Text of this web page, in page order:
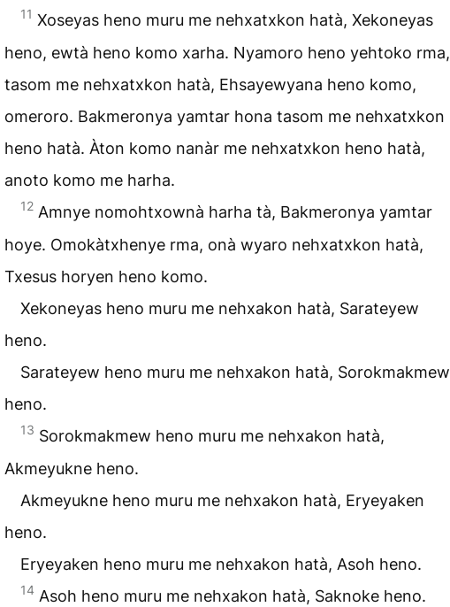
11 Xoseyas heno muru me nehxatxkon hatà, Xekoneyas
heno, ewtà heno komo xarha. Nyamoro heno yehtoko rma,
tasom me nehxatxkon hatà, Ehsayewyana heno komo,
omeroro. Bakmeronya yamtar hona tasom me nehxatxkon
heno hatà. Àton komo nanàr me nehxatxkon heno hatà,
anoto komo me harha.
12 Amnye nomohtxownà harha tà, Bakmeronya yamtar
hoye. Omokàtxhenye rma, onà wyaro nehxatxkon hatà,
Txesus horyen heno komo.
Xekoneyas heno muru me nehxakon hatà, Sarateyew
heno.
Sarateyew heno muru me nehxakon hatà, Sorokmakmew
heno.
13 Sorokmakmew heno muru me nehxakon hatà,
Akmeyukne heno.
Akmeyukne heno muru me nehxakon hatà, Eryeyaken
heno.
Eryeyaken heno muru me nehxakon hatà, Asoh heno.
14 Asoh heno muru me nehxakon hatà, Saknoke heno.